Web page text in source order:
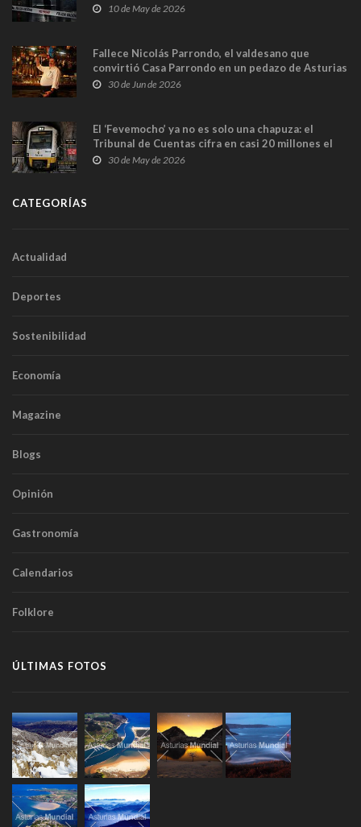
y las cámaras captan sus últimos minutos
10 de May de 2026
Fallece Nicolás Parrondo, el valdesano que
convirtió Casa Parrondo en un pedazo de Asturias
en Madrid
30 de Jun de 2026
El ‘Fevemocho’ ya no es solo una chapuza: el
Tribunal de Cuentas cifra en casi 20 millones el
sobrecoste de los trenes que no cabían por los
30 de May de 2026
CATEGORÍAS
Actualidad
Deportes
Sostenibilidad
Economía
Magazine
Blogs
Opinión
Gastronomía
Calendarios
Folklore
ÚLTIMAS FOTOS